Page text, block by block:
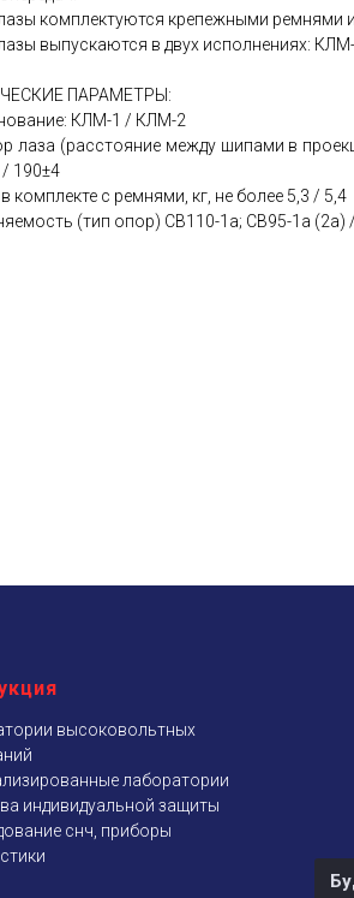
комплектуются крепежными ремнями
выпускаются в двух исполнениях:
ПАРАМЕТРЫ:
КЛМ-1 / КЛМ-2
лаза (расстояние между шипами в
/ 190±4
комплекте с ремнями, кг, не более 5,3 / 5,4
(тип опор) СВ110-1а; СВ95-1а (2а)
высоковольтных
лаборатории
индивидуальной защиты
снч, приборы